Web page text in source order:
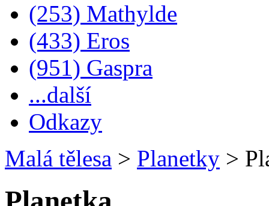
(253) Mathylde
(433) Eros
(951) Gaspra
...další
Odkazy
Malá tělesa > Planetky >